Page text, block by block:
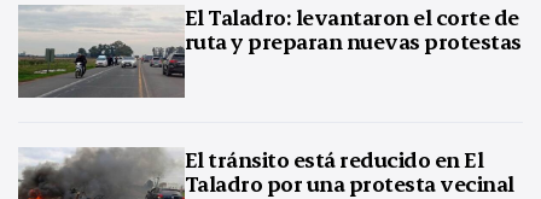
El Taladro: levantaron el corte de
ruta y preparan nuevas protestas
El tránsito está reducido en El
Taladro por una protesta vecinal